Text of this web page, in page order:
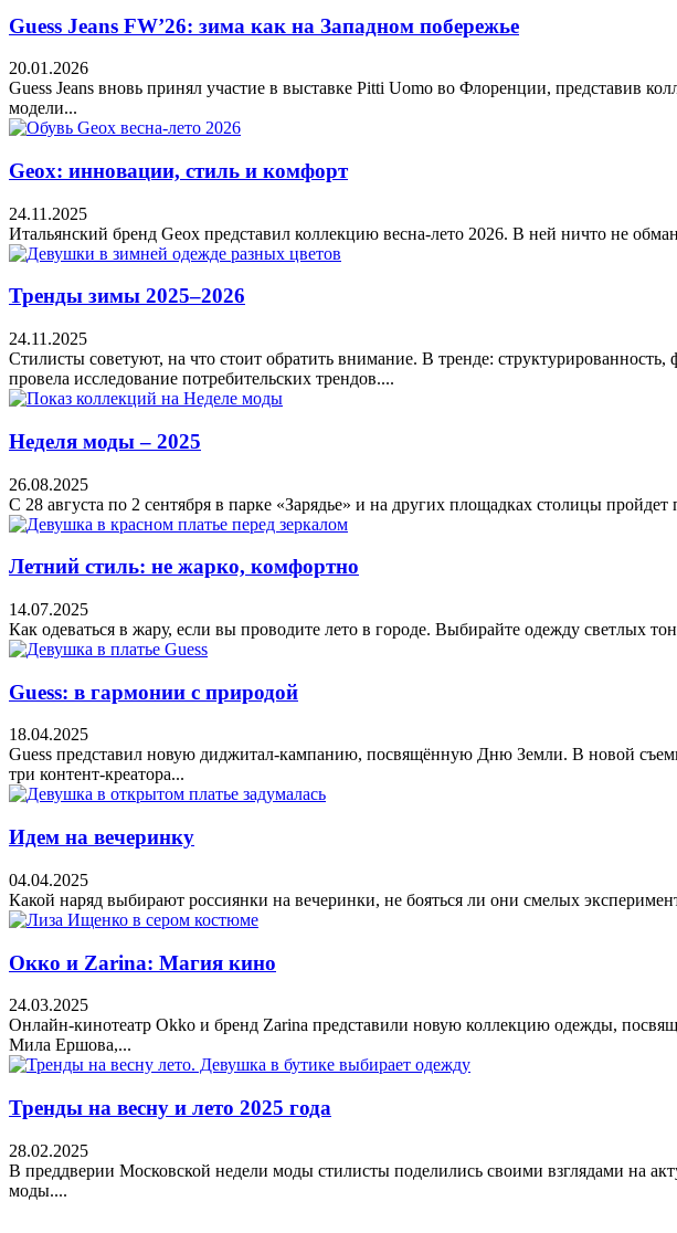
Guess Jeans FW’26: зима как на Западном побережье
20.01.2026
Guess Jeans вновь принял участие в выставке Pitti Uomo во Флоренции, представив
модели...
Geox: инновации, стиль и комфорт
24.11.2025
Итальянский бренд Geox представил коллекцию весна-лето 2026. В ней ничто не
Тренды зимы 2025–2026
24.11.2025
Стилисты советуют, на что стоит обратить внимание. В тренде:
провела исследование потребительских трендов....
Неделя моды – 2025
26.08.2025
С 28 августа по 2 сентября в парке «Зарядье» и на других площадках столицы
Летний стиль: не жарко, комфортно
14.07.2025
Как одеваться в жару, если вы проводите лето в городе. Выбирайте одежду светлых
Guess: в гармонии с природой
18.04.2025
Guess представил новую диджитал-кампанию, посвящённую Дню Земли. В новой
три контент-креатора...
Идем на вечеринку
04.04.2025
Какой наряд выбирают россиянки на вечеринки, не бояться ли они смелых
Окко и Zarina: Магия кино
24.03.2025
Онлайн-кинотеатр Okko и бренд Zarina представили новую коллекцию одежды,
Мила Ершова,...
Тренды на весну и лето 2025 года
28.02.2025
В преддверии Московской недели моды стилисты поделились своими взглядами на
моды....